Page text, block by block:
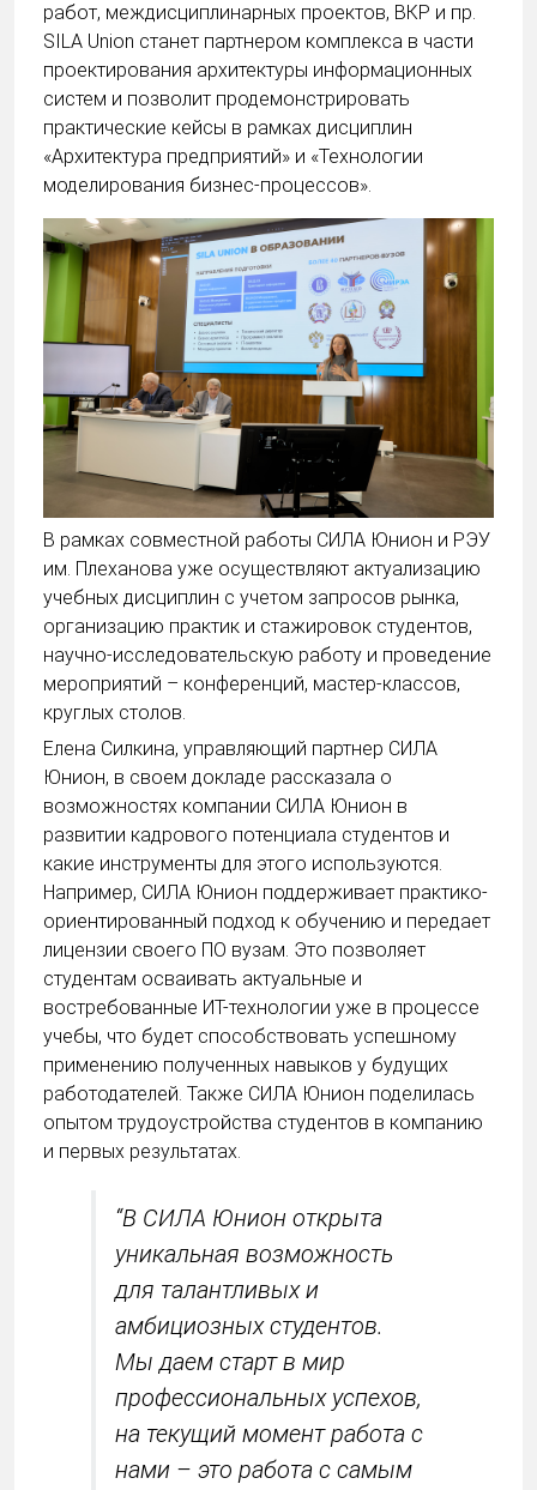
работ, междисциплинарных проектов, ВКР и пр.
SILA Union станет партнером комплекса в части
проектирования архитектуры информационных
систем и позволит продемонстрировать
практические кейсы в рамках дисциплин
«Архитектура предприятий» и «Технологии
моделирования бизнес-процессов».
В рамках совместной работы СИЛА Юнион и РЭУ
им. Плеханова уже осуществляют актуализацию
учебных дисциплин с учетом запросов рынка,
организацию практик и стажировок студентов,
научно-исследовательскую работу и проведение
мероприятий – конференций, мастер-классов,
круглых столов.
Елена Силкина, управляющий партнер СИЛА
Юнион, в своем докладе рассказала о
возможностях компании СИЛА Юнион в
развитии кадрового потенциала студентов и
какие инструменты для этого используются.
Например, СИЛА Юнион поддерживает практико-
ориентированный подход к обучению и передает
лицензии своего ПО вузам. Это позволяет
студентам осваивать актуальные и
востребованные ИТ-технологии уже в процессе
учебы, что будет способствовать успешному
применению полученных навыков у будущих
работодателей. Также СИЛА Юнион поделилась
опытом трудоустройства студентов в компанию
и первых результатах.
“В СИЛА Юнион открыта
уникальная возможность
для талантливых и
амбициозных студентов.
Мы даем старт в мир
профессиональных успехов,
на текущий момент работа с
нами – это работа с самым